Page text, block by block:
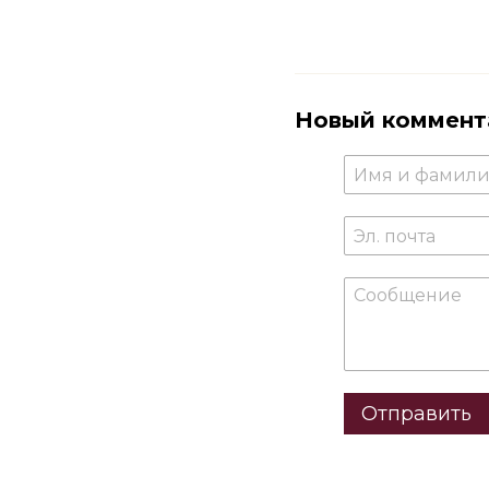
Новый
Отправить